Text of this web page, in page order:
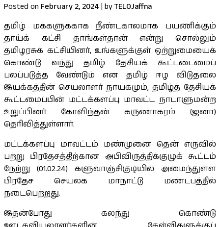
Posted on February 2, 2024 | byTELOJaffna
தமிழ் மக்களுக்காக நீண்டகாலமாக பயணிக்கும்
தாய்க் கட்சி தாங்கள்தான் என்று சொல்லும்
தமிழரசுக் கட்சியினர், உங்களுக்குள் ஒற்றுமையைக்
கொண்டு வந்து தமிழ் தேசியக் கூட்டடைமைப்
பலப்படுத்த வேண்டும் என தமிழ் ஈழ விடுதலை
இயக்கத்தின் செயலாளர் நாயகமும், தமிழ்த் தேசியக்
கூட்டமைப்பின் மட்டக்களப்பு மாவட்ட நாடாளுமன்ற
உறுப்பினர் கோவிந்தன் கருணாகரம் (ஜனா)
தெரிவித்துள்ளார்.
மட்டக்களப்பு மாவட்டம் மண்முனை தென் எருவில்
பற்று பிரதேசத்திற்கான அபிவிருத்திக்குழுக் கூட்டம்
நேற்று (01.02.24) களுவாஞ்சிகுடியில் அமைந்துள்ள
பிரதேச செயலக மாநாட்டு மண்டபத்தில்
நடைபெற்றது.
இதன்போது கலந்து கொண்டு